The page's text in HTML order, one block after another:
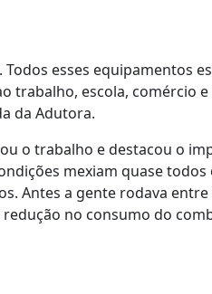
esses equipamentos
trabalho, escola, comércio
da Adutora.
o trabalho e destacou o
mexiam quase todos
Antes a gente rodava
no consumo do